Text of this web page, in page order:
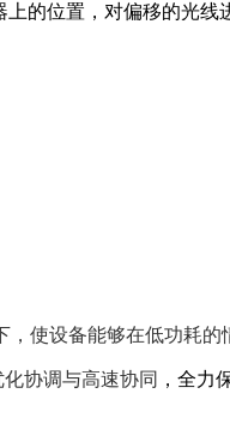
的位置，对偏移的光线
使设备能够在低功耗的
化协调与高速协同 ，全力